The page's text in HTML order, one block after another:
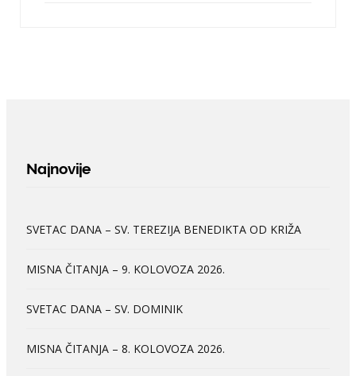
Najnovije
SVETAC DANA – SV. TEREZIJA BENEDIKTA OD KRIŽA
MISNA ČITANJA – 9. KOLOVOZA 2026.
SVETAC DANA – SV. DOMINIK
MISNA ČITANJA – 8. KOLOVOZA 2026.